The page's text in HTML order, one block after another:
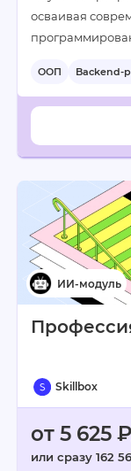
осваивая
ООП Backend-
Skillbox
от 5 625
или сразу 162